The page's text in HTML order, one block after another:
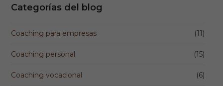
Categorías del blog
Coaching para empresas (11)
Coaching personal (15)
Coaching vocacional (6)